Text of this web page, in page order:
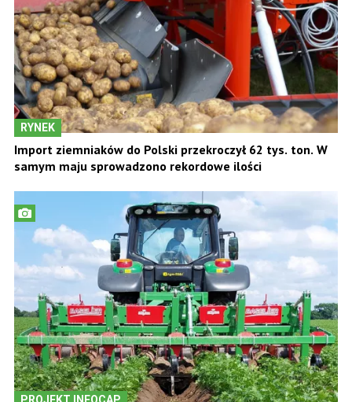
RYNEK
Import ziemniaków do Polski przekroczył 62 tys. ton. W
samym maju sprowadzono rekordowe ilości